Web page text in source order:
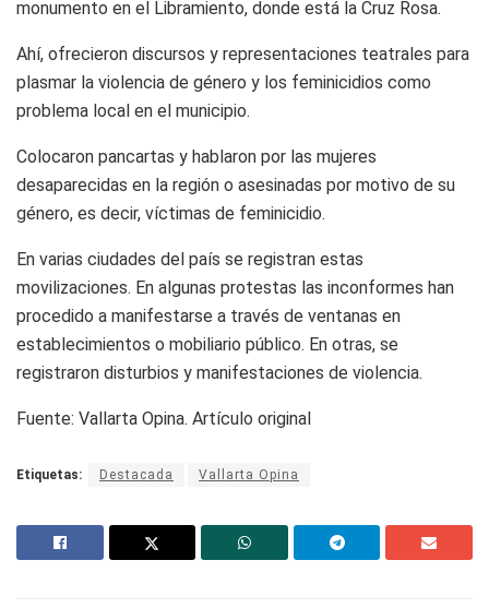
monumento en el Libramiento, donde está la Cruz Rosa.
Ahí, ofrecieron discursos y representaciones teatrales para
plasmar la violencia de género y los feminicidios como
problema local en el municipio.
Colocaron pancartas y hablaron por las mujeres
desaparecidas en la región o asesinadas por motivo de su
género, es decir, víctimas de feminicidio.
En varias ciudades del país se registran estas
movilizaciones. En algunas protestas las inconformes han
procedido a manifestarse a través de ventanas en
establecimientos o mobiliario público. En otras, se
registraron disturbios y manifestaciones de violencia.
Fuente: Vallarta Opina. Artículo original
Etiquetas: Destacada Vallarta Opina